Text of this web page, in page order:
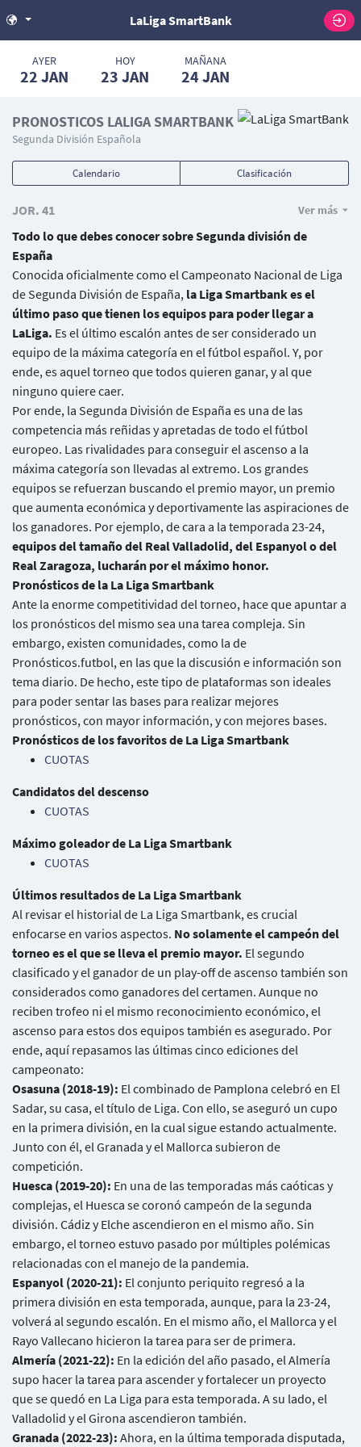
LaLiga SmartBank
AYER
22 JAN
HOY
23 JAN
MAÑANA
24 JAN
PRONOSTICOS LALIGA SMARTBANK
Segunda División Española
Calendario Clasificación
JOR. 41 Ver más
Todo lo que debes conocer sobre Segunda división de
España
Conocida oficialmente como el Campeonato Nacional de Liga
de Segunda División de España, la Liga Smartbank es el
último paso que tienen los equipos para poder llegar a
LaLiga. Es el último escalón antes de ser considerado un
equipo de la máxima categoría en el fútbol español. Y, por
ende, es aquel torneo que todos quieren ganar, y al que
ninguno quiere caer.
Por ende, la Segunda División de España es una de las
competencia más reñidas y apretadas de todo el fútbol
europeo. Las rivalidades para conseguir el ascenso a la
máxima categoría son llevadas al extremo. Los grandes
equipos se refuerzan buscando el premio mayor, un premio
que aumenta económica y deportivamente las aspiraciones de
los ganadores. Por ejemplo, de cara a la temporada 23-24,
equipos del tamaño del Real Valladolid, del Espanyol o del
Real Zaragoza, lucharán por el máximo honor.
Pronósticos de la La Liga Smartbank
Ante la enorme competitividad del torneo, hace que apuntar a
los pronósticos del mismo sea una tarea compleja. Sin
embargo, existen comunidades, como la de
Pronósticos.futbol, en las que la discusión e información son
tema diario. De hecho, este tipo de plataformas son ideales
para poder sentar las bases para realizar mejores
pronósticos, con mayor información, y con mejores bases.
Pronósticos de los favoritos de La Liga Smartbank
CUOTAS
Candidatos del descenso
CUOTAS
Máximo goleador de La Liga Smartbank
CUOTAS
Últimos resultados de La Liga Smartbank
Al revisar el historial de La Liga Smartbank, es crucial
enfocarse en varios aspectos. No solamente el campeón del
torneo es el que se lleva el premio mayor. El segundo
clasificado y el ganador de un play-off de ascenso también son
considerados como ganadores del certamen. Aunque no
reciben trofeo ni el mismo reconocimiento económico, el
ascenso para estos dos equipos también es asegurado. Por
ende, aquí repasamos las últimas cinco ediciones del
campeonato:
Osasuna (2018-19): El combinado de Pamplona celebró en El
Sadar, su casa, el título de Liga. Con ello, se aseguró un cupo
en la primera división, en la cual sigue estando actualmente.
Junto con él, el Granada y el Mallorca subieron de
competición.
Huesca (2019-20): En una de las temporadas más caóticas y
complejas, el Huesca se coronó campeón de la segunda
división. Cádiz y Elche ascendieron en el mismo año. Sin
embargo, el torneo estuvo pasado por múltiples polémicas
relacionadas con el manejo de la pandemia.
Espanyol (2020-21): El conjunto periquito regresó a la
primera división en esta temporada, aunque, para la 23-24,
volverá al segundo escalón. En el mismo año, el Mallorca y el
Rayo Vallecano hicieron la tarea para ser de primera.
Almería (2021-22): En la edición del año pasado, el Almería
supo hacer la tarea para ascender y fortalecer un proyecto
que se quedó en La Liga para esta temporada. A su lado, el
Valladolid y el Girona ascendieron también.
Granada (2022-23): Ahora, en la última temporada disputada,